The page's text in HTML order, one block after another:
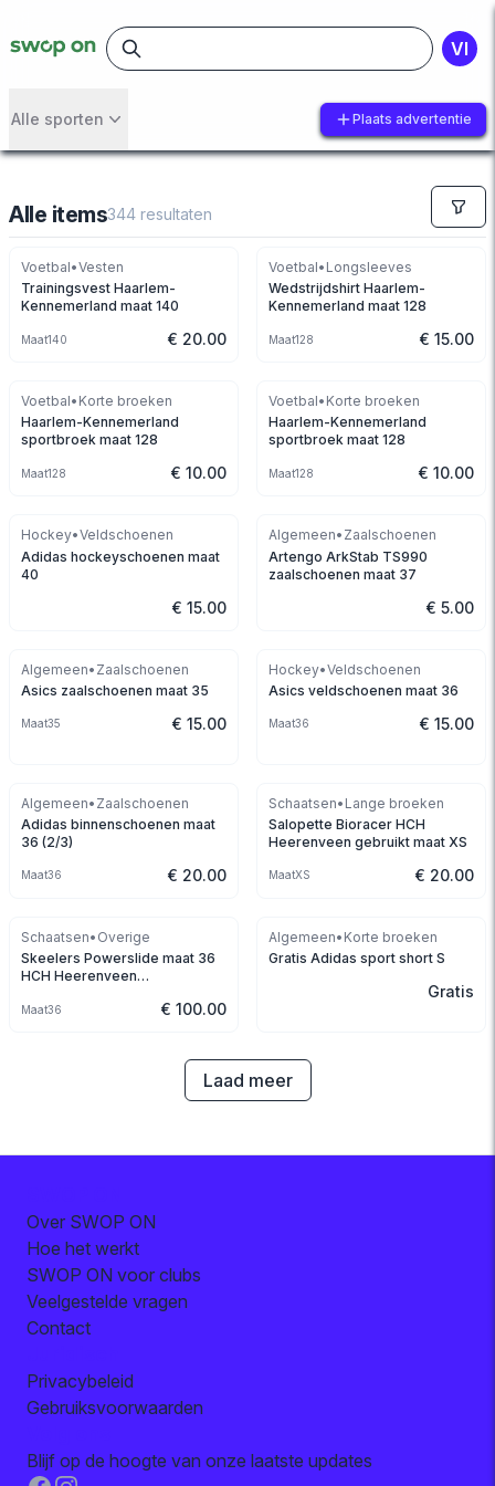
VI
Alle sporten Plaats advertentie
Alle items344 resultaten
Voetbal•Vesten
Trainingsvest Haarlem-
Kennemerland maat 140
Maat140 € 20.00
Voetbal• Longsleeves
Wedstrijdshirt Haarlem-
Kennemerland maat 128
Maat128 € 15.00
Voetbal• Korte broeken
Haarlem-Kennemerland
sportbroek maat 128
Maat128 € 10.00
Voetbal• Korte broeken
Haarlem-Kennemerland
sportbroek maat 128
Maat128 € 10.00
Hockey•Veldschoenen
Adidas hockeyschoenen maat
40
€ 15.00
Algemeen• Zaalschoenen
Artengo ArkStab TS990
zaalschoenen maat 37
€ 5.00
Algemeen• Zaalschoenen
Asics zaalschoenen maat 35
Maat35 € 15.00
Hockey•Veldschoenen
Asics veldschoenen maat 36
Maat36 € 15.00
Algemeen• Zaalschoenen
Adidas binnenschoenen maat
36 (2/3)
Maat36 € 20.00
Schaatsen• Lange broeken
Salopette Bioracer HCH
Heerenveen gebruikt maat XS
MaatXS € 20.00
Schaatsen• Overige
Skeelers Powerslide maat 36
HCH Heerenveen
Maat36 € 100.00
Algemeen• Korte broeken
Gratis Adidas sport short S
Gratis
Laad meer
Over SWOP ON
Hoe het werkt
SWOP ON voor clubs
Veelgestelde vragen
Contact
Privacybeleid
Gebruiksvoorwaarden
Blijf op de hoogte van onze laatste updates